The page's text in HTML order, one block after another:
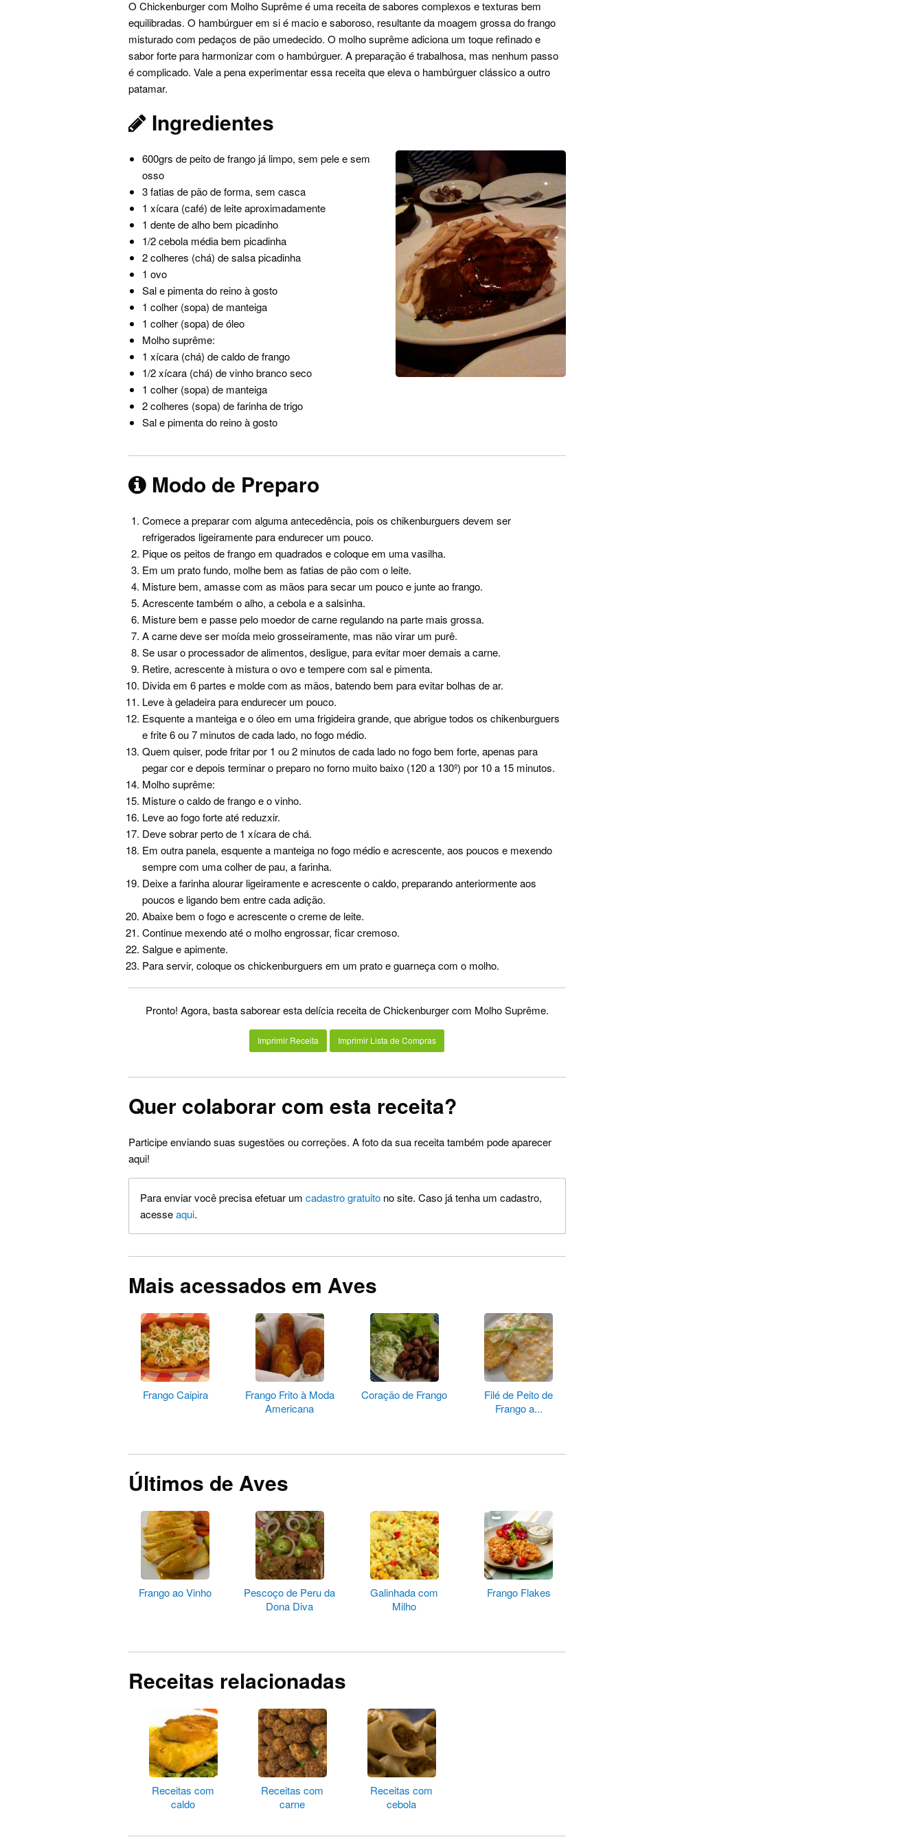
O Chickenburger com Molho Suprême é uma receita de sabores complexos e texturas bem
equilibradas. O hambúrguer em si é macio e saboroso, resultante da moagem grossa do frango
misturado com pedaços de pão umedecido. O molho suprême adiciona um toque refinado e
sabor forte para harmonizar com o hambúrguer. A preparação é trabalhosa, mas nenhum passo
é complicado. Vale a pena experimentar essa receita que eleva o hambúrguer clássico a outro
patamar.
Ingredientes
600grs de peito de frango já limpo, sem pele e sem
osso
3 fatias de pão de forma, sem casca
1 xícara (café) de leite aproximadamente
1 dente de alho bem picadinho
1/2 cebola média bem picadinha
2 colheres (chá) de salsa picadinha
1 ovo
Sal e pimenta do reino à gosto
1 colher (sopa) de manteiga
1 colher (sopa) de óleo
Molho suprême:
1 xícara (chá) de caldo de frango
1/2 xícara (chá) de vinho branco seco
1 colher (sopa) de manteiga
2 colheres (sopa) de farinha de trigo
Sal e pimenta do reino à gosto
Modo de Preparo
Comece a preparar com alguma antecedência, pois os chikenburguers devem ser
refrigerados ligeiramente para endurecer um pouco.
Pique os peitos de frango em quadrados e coloque em uma vasilha.
Em um prato fundo, molhe bem as fatias de pão com o leite.
Misture bem, amasse com as mãos para secar um pouco e junte ao frango.
Acrescente também o alho, a cebola e a salsinha.
Misture bem e passe pelo moedor de carne regulando na parte mais grossa.
A carne deve ser moída meio grosseiramente, mas não virar um purê.
Se usar o processador de alimentos, desligue, para evitar moer demais a carne.
Retire, acrescente à mistura o ovo e tempere com sal e pimenta.
Divida em 6 partes e molde com as mãos, batendo bem para evitar bolhas de ar.
Leve à geladeira para endurecer um pouco.
Esquente a manteiga e o óleo em uma frigideira grande, que abrigue todos os chikenburguers
e frite 6 ou 7 minutos de cada lado, no fogo médio.
Quem quiser, pode fritar por 1 ou 2 minutos de cada lado no fogo bem forte, apenas para
pegar cor e depois terminar o preparo no forno muito baixo (120 a 130º) por 10 a 15 minutos.
Molho suprême:
Misture o caldo de frango e o vinho.
Leve ao fogo forte até reduzxir.
Deve sobrar perto de 1 xícara de chá.
Em outra panela, esquente a manteiga no fogo médio e acrescente, aos poucos e mexendo
sempre com uma colher de pau, a farinha.
Deixe a farinha alourar ligeiramente e acrescente o caldo, preparando anteriormente aos
poucos e ligando bem entre cada adição.
Abaixe bem o fogo e acrescente o creme de leite.
Continue mexendo até o molho engrossar, ficar cremoso.
Salgue e apimente.
Para servir, coloque os chickenburguers em um prato e guarneça com o molho.
Pronto! Agora, basta saborear esta delícia receita de Chickenburger com Molho Suprême.
Imprimir Receita Imprimir Lista de Compras
Quer colaborar com esta receita?
Participe enviando suas sugestões ou correções. A foto da sua receita também pode aparecer
aqui!
Para enviar você precisa efetuar um cadastro gratuito no site. Caso já tenha um cadastro,
acesseaqui.
Mais acessados em Aves
Frango Caipira
Frango Frito à Moda
Americana
Coração de Frango
Filé de Peito de
Frango a...
Últimos de Aves
Frango ao Vinho
Pescoço de Peru da
Dona Diva
Galinhada com
Milho
Frango Flakes
Receitas relacionadas
Receitas com
caldo
Receitas com
carne
Receitas com
cebola